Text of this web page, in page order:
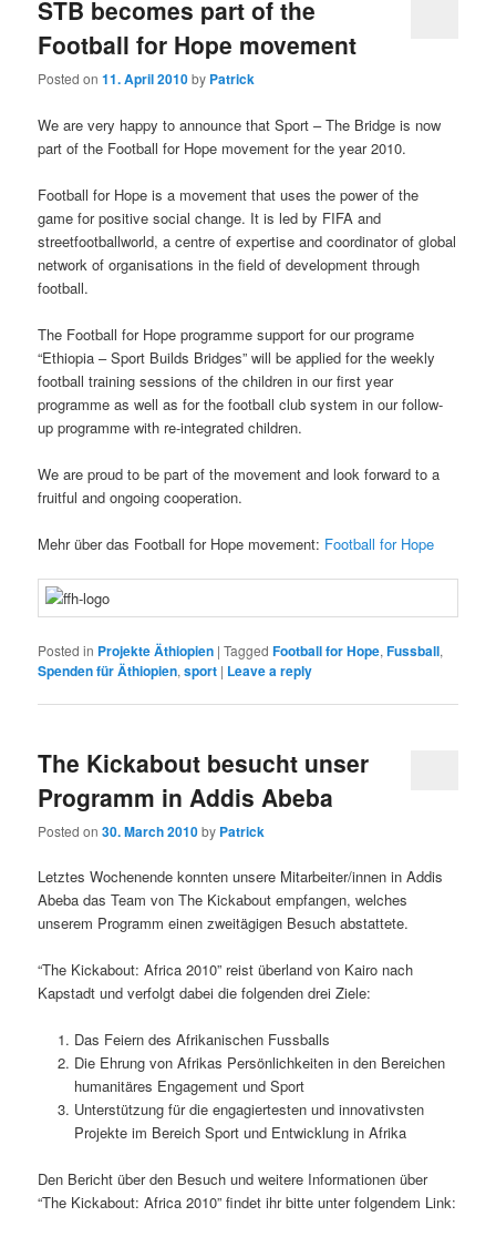
STB becomes part of the
Football for Hope movement
Posted on11. April 2010by Patrick
We are very happy to announce that Sport – The Bridge is now
part of the Football for Hope movement for the year 2010.
Football for Hope is a movement that uses the power of the
game for positive social change. It is led by FIFA and
streetfootballworld, a centre of expertise and coordinator of global
network of organisations in the field of development through
football.
The Football for Hope programme support for our programe
“Ethiopia – Sport Builds Bridges” will be applied for the weekly
football training sessions of the children in our first year
programme as well as for the football club system in our follow-
up programme with re-integrated children.
We are proud to be part of the movement and look forward to a
fruitful and ongoing cooperation.
Mehr über das Football for Hope movement: Football for Hope
Posted in Projekte Äthiopien |Tagged Football for Hope,Fussball,
Spenden für Äthiopien,sport | Leave a reply
The Kickabout besucht unser
Programm in Addis Abeba
Posted on30. March 2010by Patrick
Letztes Wochenende konnten unsere Mitarbeiter/innen in Addis
Abeba das Team von The Kickabout empfangen, welches
unserem Programm einen zweitägigen Besuch abstattete.
“The Kickabout: Africa 2010” reist überland von Kairo nach
Kapstadt und verfolgt dabei die folgenden drei Ziele:
Das Feiern des Afrikanischen Fussballs
Die Ehrung von Afrikas Persönlichkeiten in den Bereichen
humanitäres Engagement und Sport
Unterstützung für die engagiertesten und innovativsten
Projekte im Bereich Sport und Entwicklung in Afrika
Den Bericht über den Besuch und weitere Informationen über
“The Kickabout: Africa 2010” findet ihr bitte unter folgendem Link: